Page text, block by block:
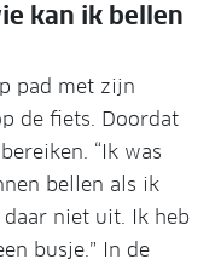
kan ik bellen
pad met zijn
de fiets. Doordat
“Ik was
bellen als ik
niet uit. Ik heb
busje.” In de